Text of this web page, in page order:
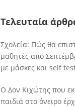
Τελευταία
Σχολεία: Πώς θα
μαθητές από
με μάσκες και self
Ο Δον Κιχώτης που
παιδιά στο όνειρο